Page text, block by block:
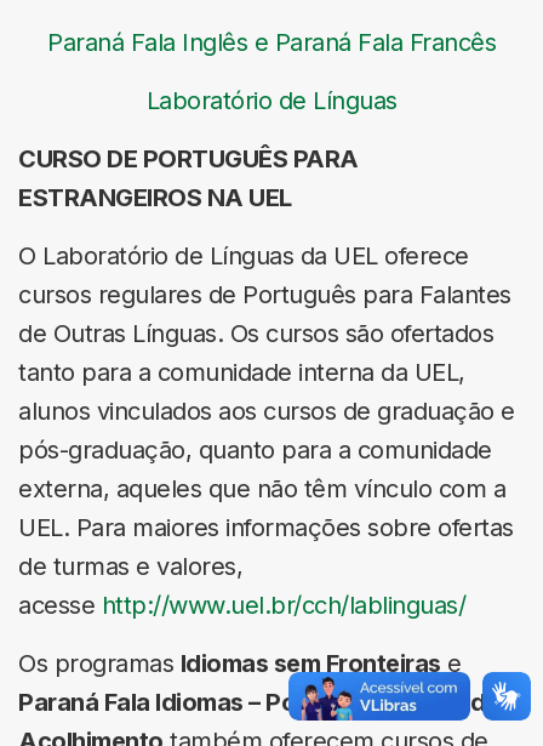
Paraná Fala Inglês e Paraná Fala Francês
Laboratório de Línguas
CURSO DE PORTUGUÊS PARA
ESTRANGEIROS NA UEL
O Laboratório de Línguas da UEL oferece
cursos regulares de Português para Falantes
de Outras Línguas. Os cursos são ofertados
tanto para a comunidade interna da UEL,
alunos vinculados aos cursos de graduação e
pós-graduação, quanto para a comunidade
externa, aqueles que não têm vínculo com a
UEL. Para maiores informações sobre ofertas
de turmas e valores,
acesse http://www.uel.br/cch/lablinguas/
Os programas Idiomas sem Fronteiras e
Paraná Fala Idiomas – Português Língua de